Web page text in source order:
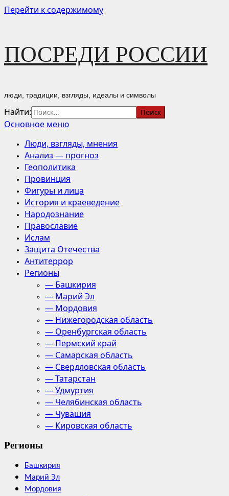
Перейти к содержимому
ПОСРЕДИ РОССИИ
люди, традиции, взгляды, идеалы и символы
Найти:
Основное меню
Люди, взгляды, мнения
Анализ — прогноз
Геополитика
Провинция
Фигуры и лица
История и краеведение
Народознание
Православие
Ислам
Защита Отечества
Антитеррор
Регионы
— Башкирия
— Марий Эл
— Мордовия
— Нижегородская область
— Оренбургская область
— Пермский край
— Самарская область
— Свердловская область
— Татарстан
— Удмуртия
— Челябинская область
— Чувашия
— Кировская область
Регионы
Башкирия
Марий Эл
Мордовия